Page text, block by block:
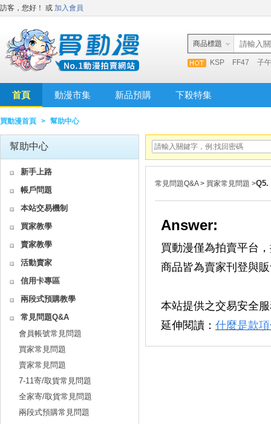
訪客，您好！ 或 加入會員
商品標題
KSP FF47 子
首頁 動漫市集 新品預購 下殺特集
買動漫首頁 > 幫助中心
幫助中心
新手上路
帳戶問題
本站交易機制
買家教學
賣家教學
活動賣家
信用卡專區
兩段式預購教學
常見問題Q&A
會員帳號常見問題
買家常見問題
賣家常見問題
7-11寄/取貨常見問題
全家寄/取貨常見問題
兩段式預購常見問題
常見問題Q&A> 買家常見問題 >Q5.
Answer:
買動漫僅為拍賣平台
商品皆為賣家刊登與
本站提供之交易安全
延伸閱讀： 什麼是款